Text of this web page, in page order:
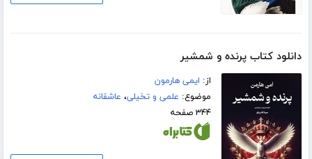
دانلود کتاب پرنده و شمشیر
از: ایمی هارمون
موضوع: علمی و تخیلی، عاشقانه
۳۴۴ صفحه